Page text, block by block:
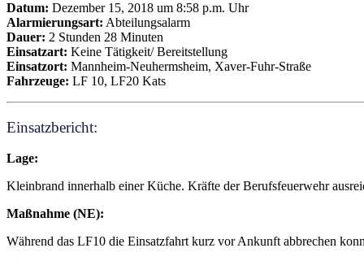
Datum: Dezember 15, 2018 um 8:58 p.m. Uhr
Alarmierungsart: Abteilungsalarm
Dauer: 2 Stunden 28 Minuten
Einsatzart: Keine Tätigkeit/ Bereitstellung
Einsatzort: Mannheim-Neuhermsheim, Xaver-Fuhr-Straße
Fahrzeuge: LF 10, LF20 Kats
Einsatzbericht:
Lage:
Kleinbrand innerhalb einer Küche. Kräfte der Berufsfeuerwehr
Maßnahme (NE):
Während das LF10 die Einsatzfahrt kurz vor Ankunft abbrechen